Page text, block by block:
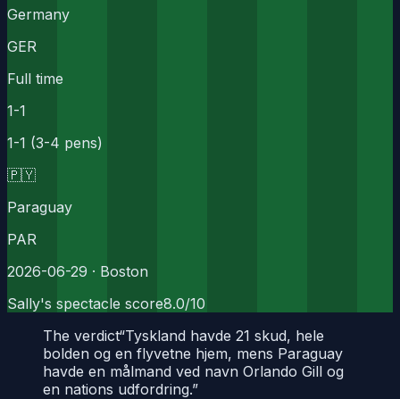
Germany
GER
Full time
1-1
1-1 (3-4 pens)
🇵🇾
Paraguay
PAR
2026-06-29 · Boston
Sally's spectacle score8.0/10
The verdict“Tyskland havde 21 skud, hele
bolden og en flyvetne hjem, mens Paraguay
havde en målmand ved navn Orlando Gill og
en nations udfordring.”